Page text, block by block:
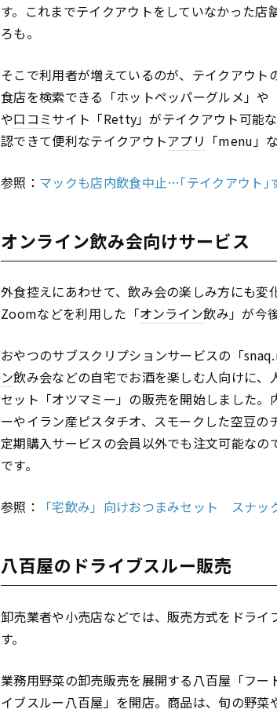
す。これまでテイクアウトをしていなかった
ろも。
そこで利用者が増えているのが、テイクアウ
食店を検索できる「ホットペッパーグルメ」や
や口コミサイト「Retty」がテイクアウト可能
認できて便利なテイクアウトアプリ 「menu」
参照： マックも店内飲食中止…｢テイクアウト｣
オンライン飲み会向けサービス
外食控えにあわせて、飲み会の楽しみ方にも変
Zoomなどを利用した「オンライン飲み」が今
おやつのサブスクリプションサービスの「
ン飲み会などの自宅でお酒を楽しむ人向けに
セット「オツマミー」の販売を開始しました
ーやイラン産ピスタチオ、スモークした空豆の
定期購入サービスの会員以外でも注文可能な
です。
参照： 「宅飲み」向けおつまみセット スナッ
八百屋のドライブスルー販売
卸売業者や小売店などでは、販売方式をドラ
す。
業務用野菜の卸売販売を展開する八百屋「フ
イブスルー八百屋」を開店。商品は、旬の野